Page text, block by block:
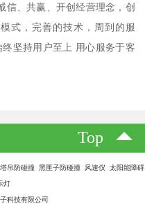
信、共赢、开创经营理念，创
式，完善的技术，周到的服
坚持用户至上 用心服务于客
Top
吊防碰撞 黑匣子防碰撞 风速仪 太阳能障碍
灯
科技有限公司